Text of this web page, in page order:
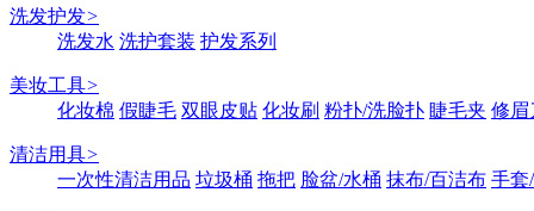
洗发护发>
洗发水 洗护套装 护发系列
美妆工具>
化妆棉 假睫毛 双眼皮贴 化妆刷 粉扑/洗脸扑 睫毛夹 修眉
清洁用具>
一次性清洁用品 垃圾桶 拖把 脸盆/水桶 抹布/百洁布 手套